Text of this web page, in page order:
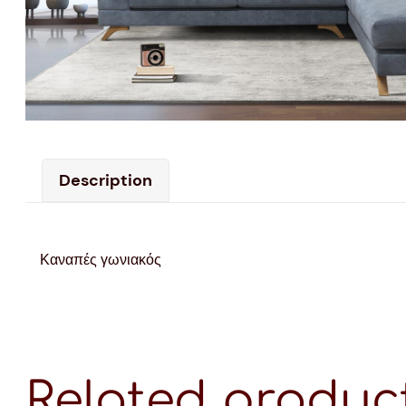
Description
Καναπές γωνιακός